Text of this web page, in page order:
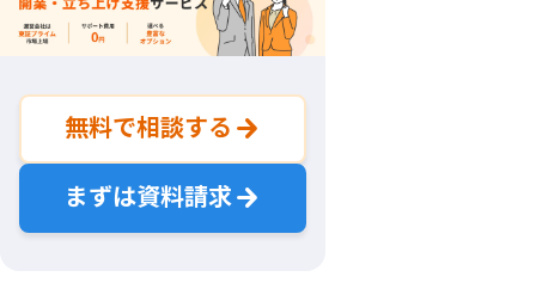
無料で相談する
まずは資料請求